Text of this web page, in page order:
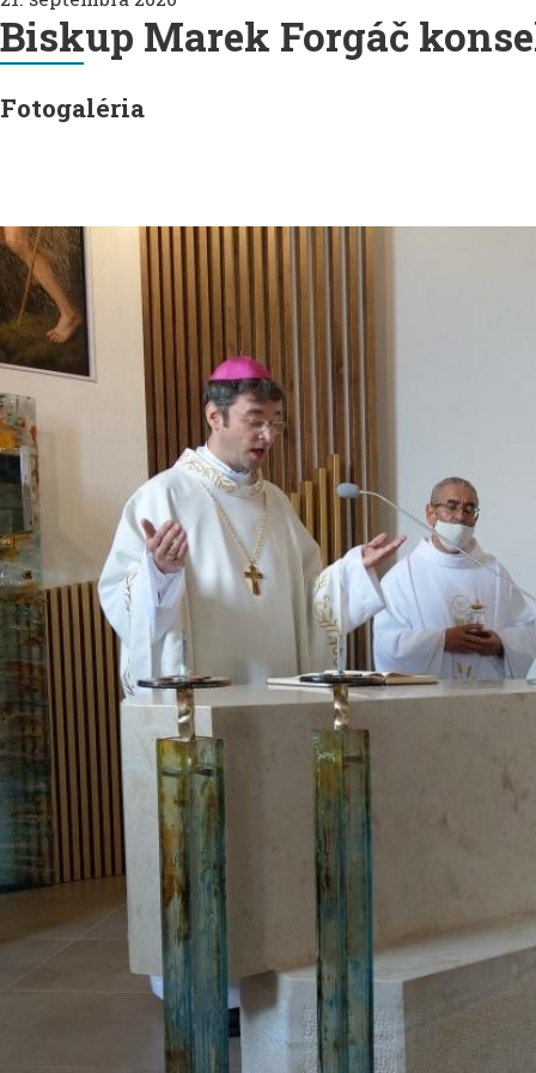
Biskup Marek Forgáč
Fotogaléria